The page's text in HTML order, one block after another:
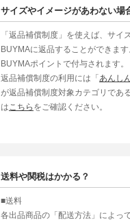
サイズやイメージがあわない場
「返品補償制度」を使えば、サ
BUYMAに返品することができま
BUYMAポイントで付与されます。
返品補償制度の利用には「 あんし
が返品補償制度対象カテゴリであ
は こちら をご確認ください。
送料や関税はかかる？
■送料
各出品商品の「配送方法」によっ